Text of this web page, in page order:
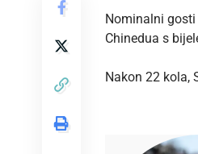
Nominalni
Chinedua s
Nakon 22 kola,